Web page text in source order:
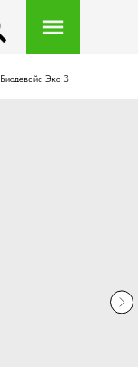
Биодевайс Эко 3